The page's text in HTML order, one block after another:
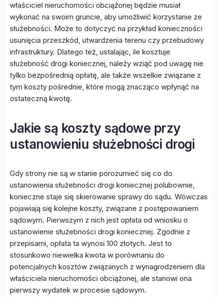
właściciel nieruchomości obciążonej będzie musiał
wykonać na swoim gruncie, aby umożliwić korzystanie ze
służebności. Może to dotyczyć na przykład konieczności
usunięcia przeszkód, utwardzenia terenu czy przebudowy
infrastruktury. Dlatego też, ustalając, ile kosztuje
służebność drogi koniecznej, należy wziąć pod uwagę nie
tylko bezpośrednią opłatę, ale także wszelkie związane z
tym koszty pośrednie, które mogą znacząco wpłynąć na
ostateczną kwotę.
Jakie są koszty sądowe przy
ustanowieniu służebności drogi
Gdy strony nie są w stanie porozumieć się co do
ustanowienia służebności drogi koniecznej polubownie,
konieczne staje się skierowanie sprawy do sądu. Wówczas
pojawiają się kolejne koszty, związane z postępowaniem
sądowym. Pierwszym z nich jest opłata od wniosku o
ustanowienie służebności drogi koniecznej. Zgodnie z
przepisami, opłata ta wynosi 100 złotych. Jest to
stosunkowo niewielka kwota w porównaniu do
potencjalnych kosztów związanych z wynagrodzeniem dla
właściciela nieruchomości obciążonej, ale stanowi ona
pierwszy wydatek w procesie sądowym.